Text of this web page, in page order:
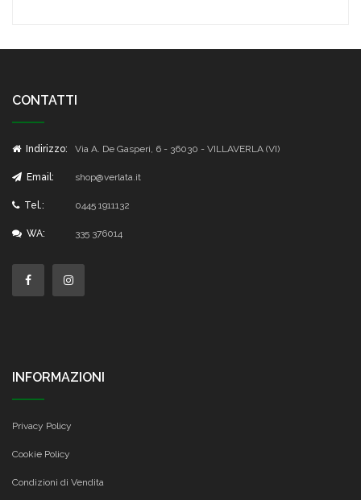
CONTATTI
Indirizzo: Via A. De Gasperi, 6 - 36030 - VILLAVERLA (VI)
Email: shop@verlata.it
Tel.: 0445 1911132
WA: 335 376014
INFORMAZIONI
Privacy Policy
Cookie Policy
Condizioni di Vendita